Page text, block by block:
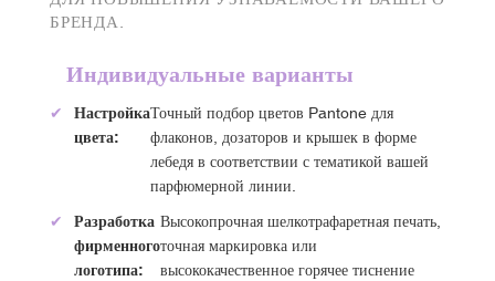
БРЕНДА.
Индивидуальные варианты
✔
Настройка
цвета:
Точный подбор цветов Pantone для
флаконов, дозаторов и крышек в форме
лебедя в соответствии с тематикой вашей
парфюмерной линии.
✔
Разработка
фирменного
логотипа:
Высокопрочная шелкотрафаретная печать,
точная маркировка или
высококачественное горячее тиснение